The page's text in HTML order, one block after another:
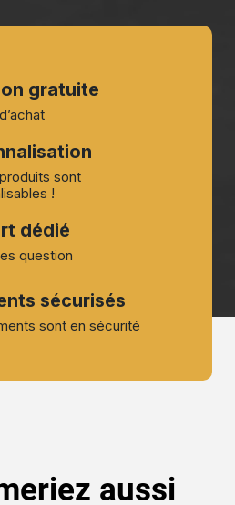
gratuite
sont
!
dédié
question
sécurisés
sont en sécurité
aussi